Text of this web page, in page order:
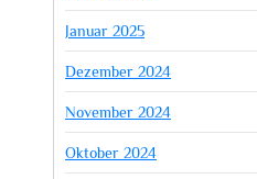
Januar 2025
Dezember 2024
November 2024
Oktober 2024